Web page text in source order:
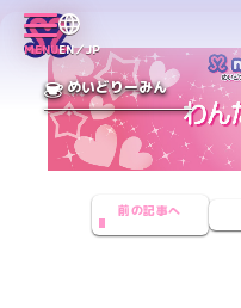
MENUEN／JP
めいどりーみん
前の記事へ